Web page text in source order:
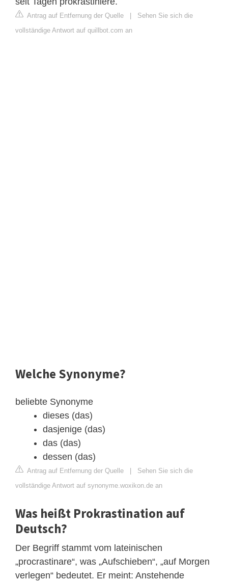
Antrag auf Entfernung der Quelle | Sehen Sie sich die
vollständige Antwort auf quillbot.com an
Welche Synonyme?
beliebte Synonyme
dieses (das)
dasjenige (das)
das (das)
dessen (das)
Antrag auf Entfernung der Quelle | Sehen Sie sich die
vollständige Antwort auf synonyme.woxikon.de an
Was heißt Prokrastination auf
Deutsch?
Der Begriff stammt vom lateinischen
„procrastinare“, was „Aufschieben“, „auf Morgen
verlegen“ bedeutet. Er meint: Anstehende